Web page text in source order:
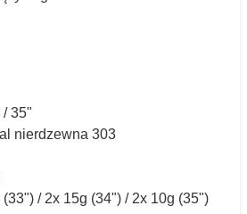
/ 35"
nierdzewna 303
/ 2x 15g (34") / 2x 10g (35")